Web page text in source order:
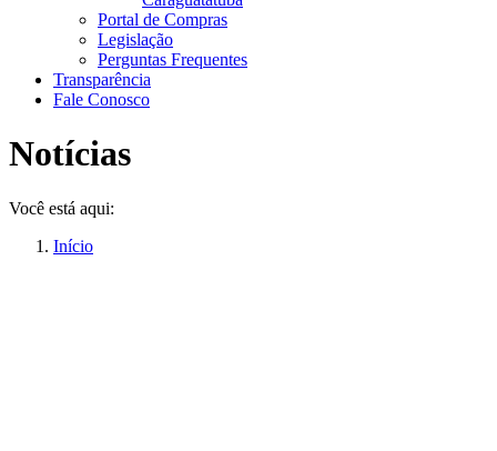
Portal de Compras
Legislação
Perguntas Frequentes
Transparência
Fale Conosco
Notícias
Você está aqui:
Início